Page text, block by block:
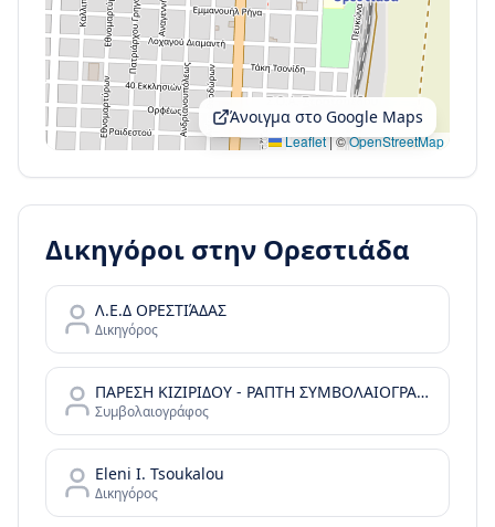
Leaflet|©OpenStreetMap
Άνοιγμα στο Google Maps
Δικηγόροι στην Ορεστιάδα
Λ.Ε.Δ ΟΡΕΣΤΙΆΔΑΣ
Δικηγόρος
ΠΑΡΕΣΗ ΚΙΖΙΡΙΔΟΥ - ΡΑΠΤΗ ΣΥΜΒΟΛΑΙΟΓΡΑΦΟΣ
Συμβολαιογράφος
Eleni I. Tsoukalou
Δικηγόρος